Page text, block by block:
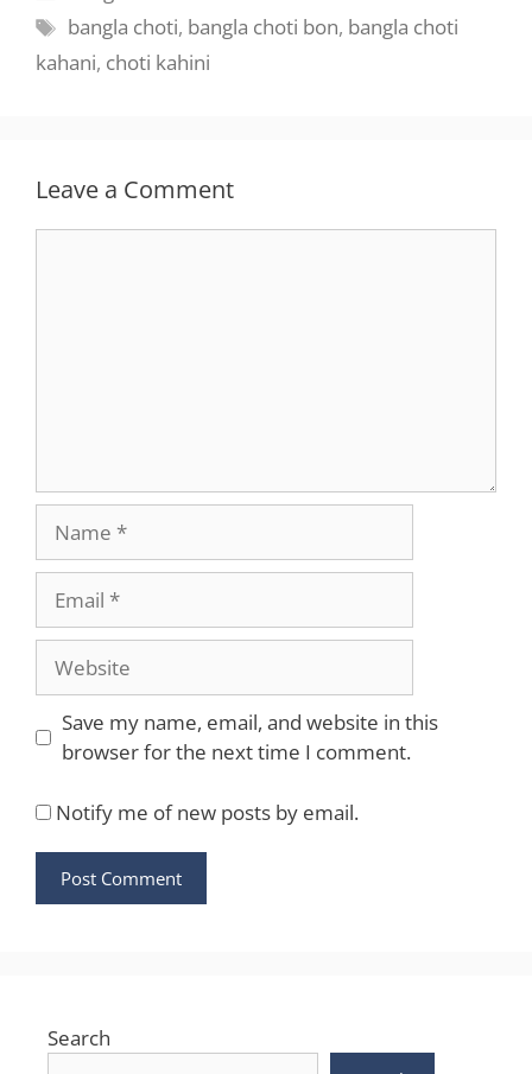
Tags
bangla choti, bangla choti bon, bangla choti
kahani, choti kahini
Leave a Comment
Website
Save my name, email, and website in this
browser for the next time I comment.
Notify me of new posts by email.
Search